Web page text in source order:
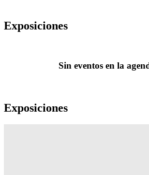
Exposiciones
Sin eventos en la
Exposiciones